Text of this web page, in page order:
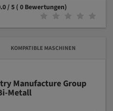
/ 5 ( 0 Bewertungen)
KOMPATIBLE MASCHINEN
Manufacture Group
Metall